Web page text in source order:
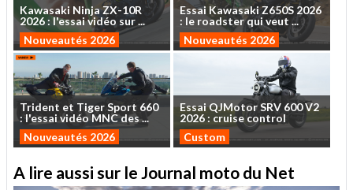
Kawasaki NinjaZX-10R
2026: l'essaividéo sur...
Nouveautés 2026
Essai Kawasaki Z650S 2026
: le roadsterquiveut ...
Nouveautés 2026
Trident et TigerSport 660
: l'essaividéo MNCdes...
Nouveautés 2026
EssaiQJMotorSRV 600V2
2026 : cruise control
Custom
A lire aussi sur le Journal moto du Net